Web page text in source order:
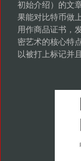
初始介绍）的文
果能对比特币做
用作商品证书，
密艺术的核心特
以被打上标记并